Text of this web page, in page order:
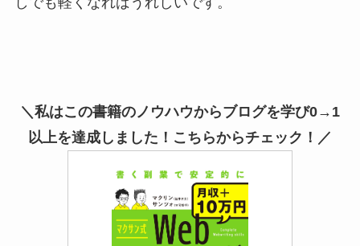
＼私はこの書籍のノウハウからブログを学び0→1
以上を達成しました！こちらからチェック！／